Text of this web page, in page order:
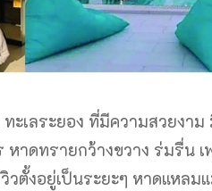
เลระยอง ที่มีความสวยงาม
าดทรายกว้างขวาง ร่มรื่น
ตั้งอยู่เป็นระยะๆ หาดแหล